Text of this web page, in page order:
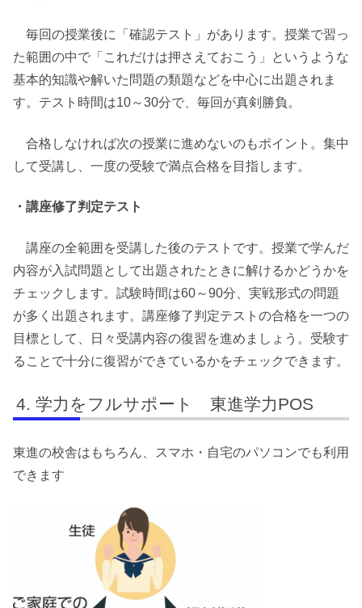
毎回の授業後に「確認テスト」があります。授業で習っ
た範囲の中で「これだけは押さえておこう」というような
基本的知識や解いた問題の類題などを中心に出題されま
す。テスト時間は10～30分で、毎回が真剣勝負。
合格しなければ次の授業に進めないのもポイント。集中
して受講し、一度の受験で満点合格を目指します。
・講座修了判定テスト
講座の全範囲を受講した後のテストです。授業で学んだ
内容が入試問題として出題されたときに解けるかどうかを
チェックします。試験時間は60～90分、実戦形式の問題
が多く出題されます。講座修了判定テストの合格を一つの
目標として、日々受講内容の復習を進めましょう。受験す
ることで十分に復習ができているかをチェックできます。
学力をフルサポート 東進学力POS
東進の校舎はもちろん、スマホ・自宅のパソコンでも利用
できます